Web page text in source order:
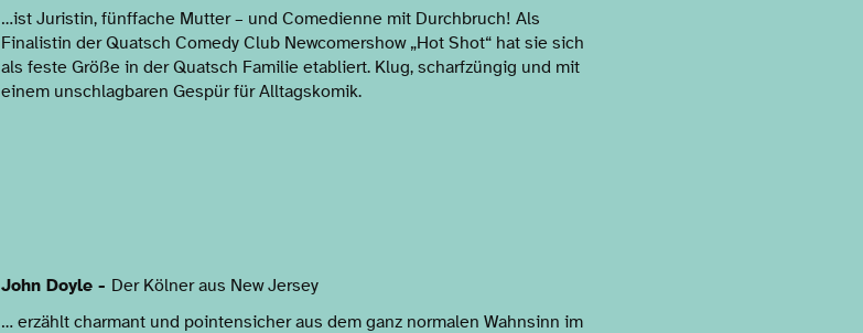
…ist Juristin, fünffache Mutter – und Comedienne mit Durchbruch! Als
Finalistin der Quatsch Comedy Club Newcomershow „Hot Shot“ hat sie sich
als feste Größe in der Quatsch Familie etabliert. Klug, scharfzüngig und mit
einem unschlagbaren Gespür für Alltagskomik.
John Doyle - Der Kölner aus New Jersey
… erzählt charmant und pointensicher aus dem ganz normalen Wahnsinn im